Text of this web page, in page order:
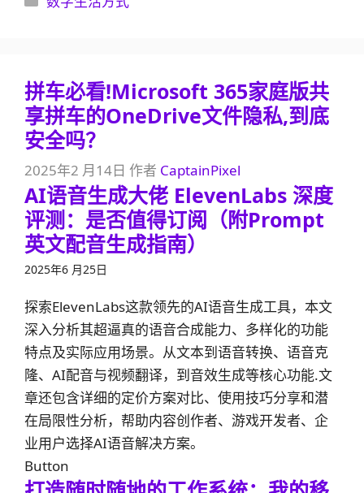
拼车必看!Microsoft 365家庭版共
享拼车的OneDrive文件隐私,到底
安全吗？
2025年2 月14日 作者 CaptainPixel
AI语音生成大佬 ElevenLabs 深度
评测：是否值得订阅（附Prompt
英文配音生成指南）
2025年6 月25日
探索ElevenLabs这款领先的AI语音生成工具，本文
深入分析其超逼真的语音合成能力、多样化的功能
特点及实际应用场景。从文本到语音转换、语音克
隆、AI配音与视频翻译，到音效生成等核心功能.文
章还包含详细的定价方案对比、使用技巧分享和潜
在局限性分析，帮助内容创作者、游戏开发者、企
业用户选择AI语音解决方案。
Button